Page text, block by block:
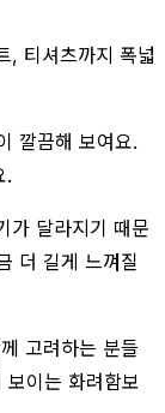
, 티셔츠까지 폭넓
깔끔해 보여요.
.
가 달라지기 때문
더 길게 느껴질
고려하는 분들
보이는 화려함보